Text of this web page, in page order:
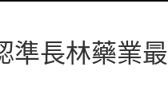
準長林藥業最